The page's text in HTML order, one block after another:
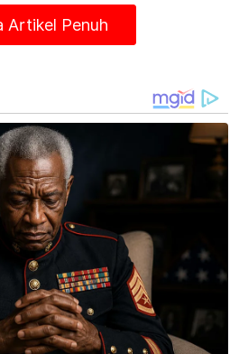
kisah sekiranya ada
menjaja kisah rumah
umum, biarpun ada
perkahwinan biasalah
tetapi kalau bergaduh,
kadang-kadang
melibatkan anak.
perkara yang dia (Uqasha)
perlu untuk tenangkan
Artikel Penuh